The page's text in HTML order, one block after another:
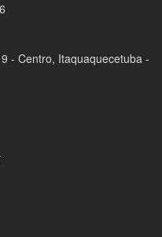
- Centro, Itaquaquecetuba -